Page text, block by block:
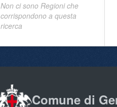
Non ci sono Regioni che
corrispondono a questa
ricerca
Comune di